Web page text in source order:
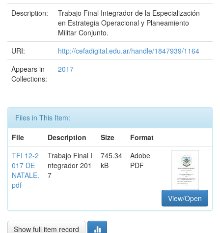
Description:
Trabajo Final Integrador de la Especialización
en Estrategia Operacional y Planeamiento
Militar Conjunto.
URI:
http://cefadigital.edu.ar/handle/1847939/1164
Appears in
Collections:
2017
Files in This Item:
File
Description Size
Format
TFI 12-2
017 DE
NATALE.
pdf
Trabajo Final I
ntegrador 201
7
745.34
kB
Adobe
PDF
View/Open
Show full item record